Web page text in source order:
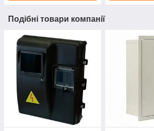
Подібні товари компанії